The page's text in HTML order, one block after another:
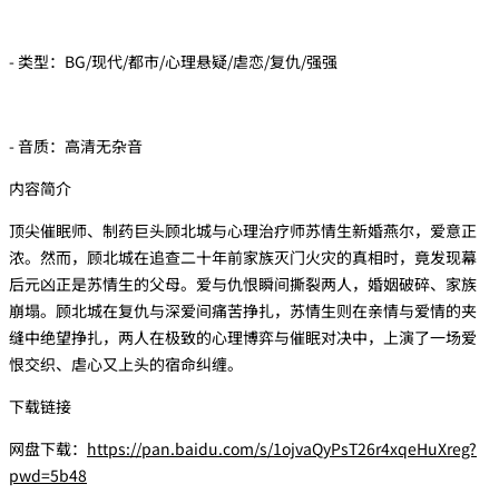
- 类型：BG/现代/都市/心理悬疑/虐恋/复仇/强强
- 音质：高清无杂音
内容简介
顶尖催眠师、制药巨头顾北城与心理治疗师苏情生新婚燕尔，爱意正
浓。然而，顾北城在追查二十年前家族灭门火灾的真相时，竟发现幕
后元凶正是苏情生的父母。爱与仇恨瞬间撕裂两人，婚姻破碎、家族
崩塌。顾北城在复仇与深爱间痛苦挣扎，苏情生则在亲情与爱情的夹
缝中绝望挣扎，两人在极致的心理博弈与催眠对决中，上演了一场爱
恨交织、虐心又上头的宿命纠缠。
下载链接
网盘下载： https://pan.baidu.com/s/1ojvaQyPsT26r4xqeHuXreg?
pwd=5b48